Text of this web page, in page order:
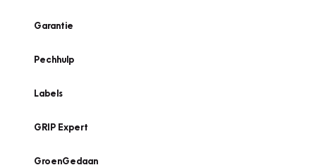
Garantie
Pechhulp
Labels
GRIP Expert
GroenGedaan